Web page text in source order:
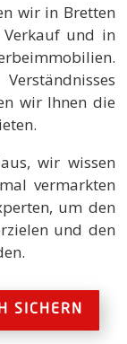
wir in Bretten
und in
wir Ihnen die
wir wissen
vermarkten
um den
und den
SICHERN